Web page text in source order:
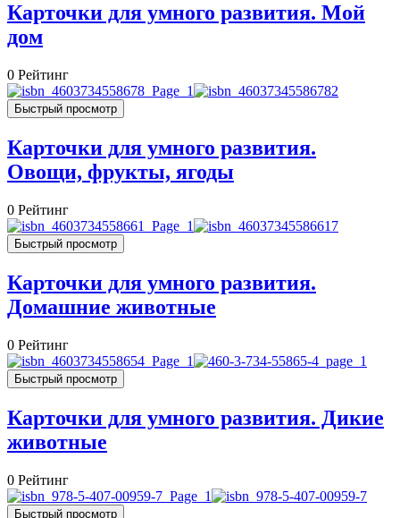
Карточки для умного развития. Мой
дом
0 Рейтинг
Быстрый просмотр
Карточки для умного развития.
Овощи, фрукты, ягоды
0 Рейтинг
Быстрый просмотр
Карточки для умного развития.
Домашние животные
0 Рейтинг
Быстрый просмотр
Карточки для умного развития. Дикие
животные
0 Рейтинг
Быстрый просмотр